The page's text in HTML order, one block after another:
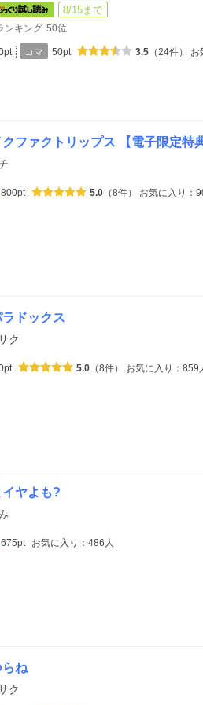
8/15まで
ンキング 50位
コマ 50pt 3.5 （24件） お
ファクトリップス 【電子限定特
800pt 5.0 （8件） お気に入り：
ドックス
ク
5.0 （8件） お気に入り：859
イヤよも?
675pt お気に入り：486人
ね
ク